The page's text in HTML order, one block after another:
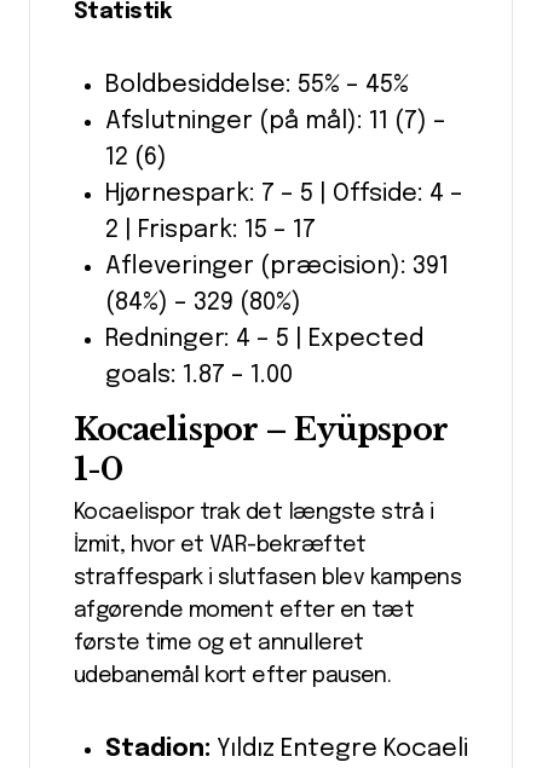
Statistik
Boldbesiddelse: 55% – 45%
Afslutninger (på mål): 11 (7) –
12 (6)
Hjørnespark: 7 – 5 | Offside: 4 –
2 | Frispark: 15 – 17
Afleveringer (præcision): 391
(84%) – 329 (80%)
Redninger: 4 – 5 | Expected
goals: 1.87 – 1.00
Kocaelispor – Eyüpspor
1-0
Kocaelispor trak det længste strå i
İzmit, hvor et VAR-bekræftet
straffespark i slutfasen blev kampens
afgørende moment efter en tæt
første time og et annulleret
udebanemål kort efter pausen.
Stadion: Yıldız Entegre Kocaeli